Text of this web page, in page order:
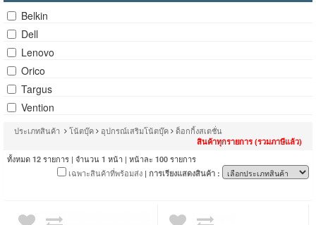
Belkin
Dell
Lenovo
Orico
Targus
Vention
ประเภทสินค้า โน้ตบุ๊ค อุปกรณ์เสริมโน้ตบุ๊ค ด็อกกิ้งสเตชั่น
สินค้าทุกรายการ (รวมภาษีแล้ว)
ทั้งหมด 12 รายการ | จำนวน 1 หน้า | หน้าละ 100 รายการ
เฉพาะสินค้าที่พร้อมส่ง | การเรียงแสดงสินค้า :